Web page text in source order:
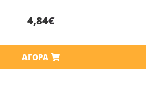
4,84€
ΑΓΟΡΆ